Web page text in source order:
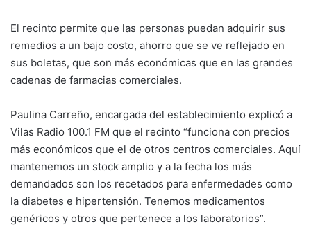
El recinto permite que las personas puedan adquirir sus
remedios a un bajo costo, ahorro que se ve reflejado en
sus boletas, que son más económicas que en las grandes
cadenas de farmacias comerciales.
Paulina Carreño, encargada del establecimiento explicó a
Vilas Radio 100.1 FM que el recinto “funciona con precios
más económicos que el de otros centros comerciales. Aquí
mantenemos un stock amplio y a la fecha los más
demandados son los recetados para enfermedades como
la diabetes e hipertensión. Tenemos medicamentos
genéricos y otros que pertenece a los laboratorios”.